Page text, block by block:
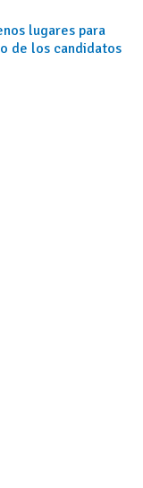
lugares para
de los candidatos